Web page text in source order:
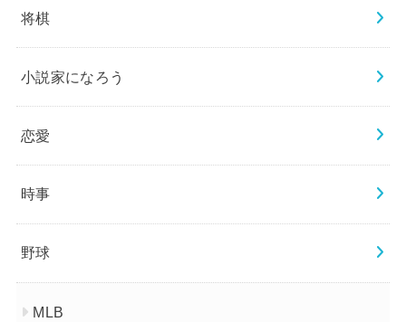
将棋
小説家になろう
恋愛
時事
野球
MLB